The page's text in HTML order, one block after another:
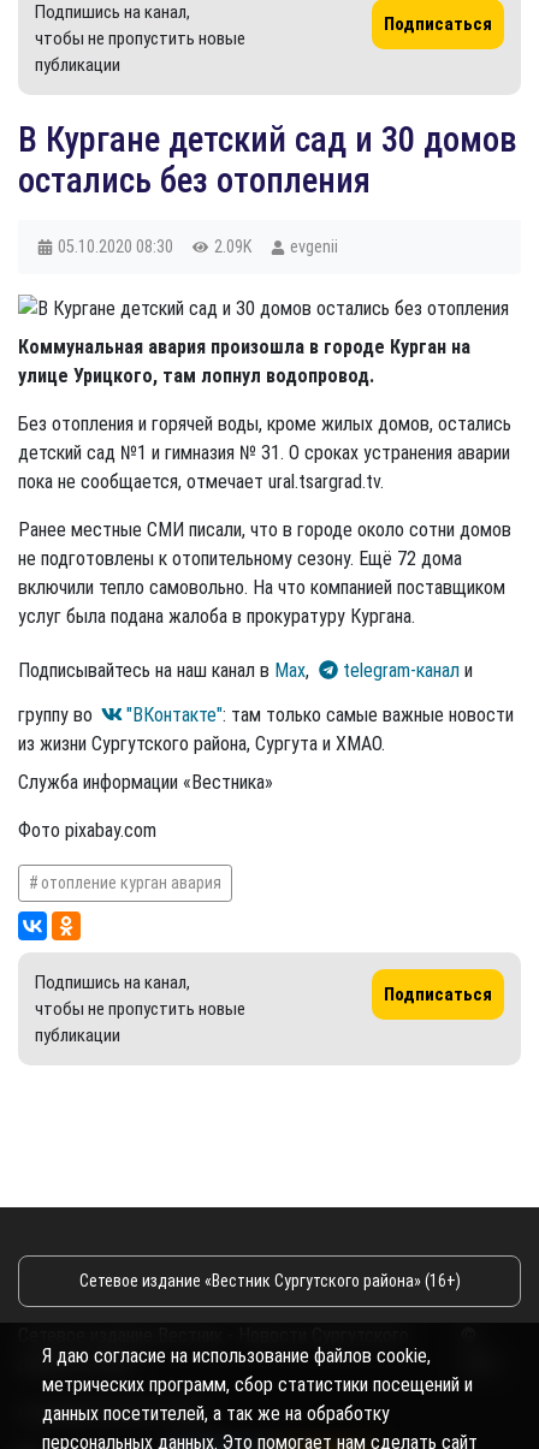
Подпишись на канал,
чтобы не пропустить новые
публикации
Подписаться
В Кургане детский сад и 30 домов
остались без отопления
05.10.2020 08:30 2.09K evgenii
Коммунальная авария произошла в городе Курган на
улице Урицкого, там лопнул водопровод.
Без отопления и горячей воды, кроме жилых домов, остались
детский сад №1 и гимназия № 31. О сроках устранения аварии
пока не сообщается, отмечает ural.tsargrad.tv.
Ранее местные СМИ писали, что в городе около сотни домов
не подготовлены к отопительному сезону. Ещё 72 дома
включили тепло самовольно. На что компанией поставщиком
услуг была подана жалоба в прокуратуру Кургана.
Подписывайтесь на наш канал в Max, telegram-канал и
группу во
"ВКонтакте": там только самые важные новости
из жизни Сургутского района, Сургута и ХМАО.
Служба информации «Вестника»
Фото pixabay.com
отопление курган авария
Подпишись на канал,
чтобы не пропустить новые
публикации
Подписаться
Сетевое издание «Вестник Сургутского района» (16+)
района и Югры
Copyright © 2018- 2026
Я даю согласие на использование файлов cookie,
метрических программ, сбор статистики посещений и
данных посетителей, а так же на обработку
персональных данных. Это помогает нам сделать сайт